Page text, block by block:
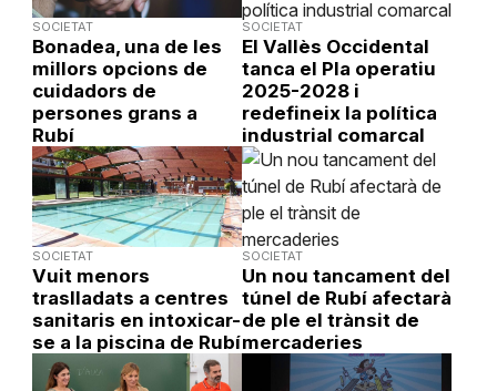
SOCIETAT
Bonadea, una de les
millors opcions de
cuidadors de
persones grans a
Rubí
SOCIETAT
El Vallès Occidental
tanca el Pla operatiu
2025-2028 i
redefineix la política
industrial comarcal
SOCIETAT
Vuit menors
traslladats a centres
sanitaris en intoxicar-
se a la piscina de Rubí
SOCIETAT
Un nou tancament del
túnel de Rubí afectarà
de ple el trànsit de
mercaderies